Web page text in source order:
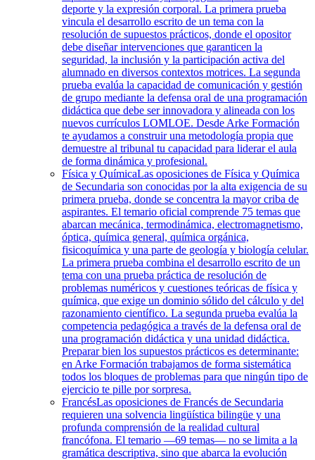
deporte y la expresión corporal. La primera prueba
vincula el desarrollo escrito de un tema con la
resolución de supuestos prácticos, donde el opositor
debe diseñar intervenciones que garanticen la
seguridad, la inclusión y la participación activa del
alumnado en diversos contextos motrices. La segunda
prueba evalúa la capacidad de comunicación y gestión
de grupo mediante la defensa oral de una programación
didáctica que debe ser innovadora y alineada con los
nuevos currículos LOMLOE. Desde Arke Formación
te ayudamos a construir una metodología propia que
demuestre al tribunal tu capacidad para liderar el aula
de forma dinámica y profesional.
Física y QuímicaLas oposiciones de Física y Química
de Secundaria son conocidas por la alta exigencia de su
primera prueba, donde se concentra la mayor criba de
aspirantes. El temario oficial comprende 75 temas que
abarcan mecánica, termodinámica, electromagnetismo,
óptica, química general, química orgánica,
fisicoquímica y una parte de geología y biología celular.
La primera prueba combina el desarrollo escrito de un
tema con una prueba práctica de resolución de
problemas numéricos y cuestiones teóricas de física y
química, que exige un dominio sólido del cálculo y del
razonamiento científico. La segunda prueba evalúa la
competencia pedagógica a través de la defensa oral de
una programación didáctica y una unidad didáctica.
Preparar bien los supuestos prácticos es determinante:
en Arke Formación trabajamos de forma sistemática
todos los bloques de problemas para que ningún tipo de
ejercicio te pille por sorpresa.
FrancésLas oposiciones de Francés de Secundaria
requieren una solvencia lingüística bilingüe y una
profunda comprensión de la realidad cultural
francófona. El temario —69 temas— no se limita a la
gramática descriptiva, sino que abarca la evolución